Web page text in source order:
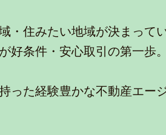
・住みたい地域が決まって
好条件・安心取引の第一歩。
った経験豊かな不動産エー